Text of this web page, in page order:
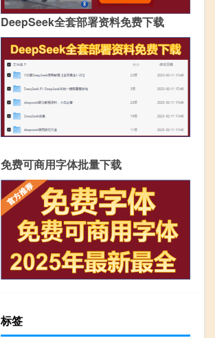
DeepSeek全套部署资料免费下载
免费可商用字体批量下载
标签